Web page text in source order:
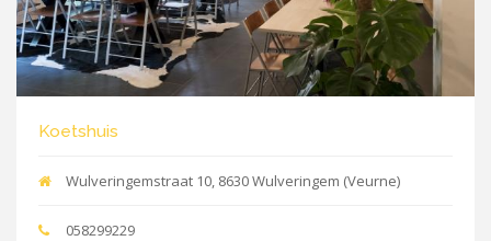
Koetshuis
Wulveringemstraat 10, 8630 Wulveringem (Veurne)
058299229